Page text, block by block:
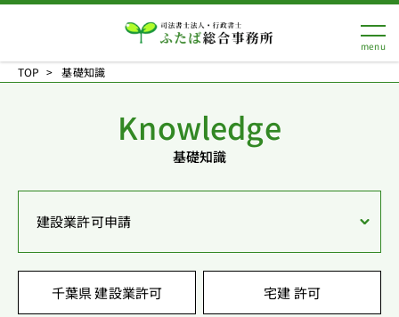
TOP 基礎知識
Knowledge
基礎知識
建設業許可申請
千葉県 建設業許可 宅建 許可